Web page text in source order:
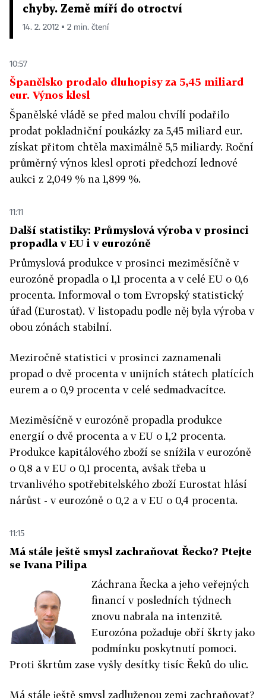
chyby. Země míří do otroctví
14. 2. 2012 ▪ 2 min. čtení
10:57
Španělsko prodalo dluhopisy za 5,45 miliard
eur. Výnos klesl
Španělské vládě se před malou chvílí podařilo
prodat pokladniční poukázky za 5,45 miliard eur.
získat přitom chtěla maximálně 5,5 miliardy. Roční
průměrný výnos klesl oproti předchozí lednové
aukci z 2,049 % na 1,899 %.
11:11
Další statistiky: Průmyslová výroba v prosinci
propadla v EU i v eurozóně
Průmyslová produkce v prosinci meziměsíčně v
eurozóně propadla o 1,1 procenta a v celé EU o 0,6
procenta. Informoval o tom Evropský statistický
úřad (Eurostat). V listopadu podle něj byla výroba v
obou zónách stabilní.
Meziročně statistici v prosinci zaznamenali
propad o dvě procenta v unijních státech platících
eurem a o 0,9 procenta v celé sedmadvacítce.
Meziměsíčně v eurozóně propadla produkce
energií o dvě procenta a v EU o 1,2 procenta.
Produkce kapitálového zboží se snížila v eurozóně
o 0,8 a v EU o 0,1 procenta, avšak třeba u
trvanlivého spotřebitelského zboží Eurostat hlásí
nárůst - v eurozóně o 0,2 a v EU o 0,4 procenta.
11:15
Má stále ještě smysl zachraňovat Řecko? Ptejte
se Ivana Pilipa
Záchrana Řecka a jeho veřejných
financí v posledních týdnech
znovu nabrala na intenzitě.
Eurozóna požaduje obří škrty jako
podmínku poskytnutí pomoci.
Proti škrtům zase vyšly desítky tisíc Řeků do ulic.
Má stále ještě smysl zadluženou zemi zachraňovat?